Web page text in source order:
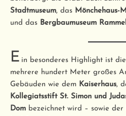
Stadtmuseum, das Mönchehaus-
und das Bergbaumuseum
E in besonderes Highlight ist die
mehrere hundert Meter großes
Gebäuden wie dem Kaiserhaus,
Kollegiatsstift St. Simon und
Dom bezeichnet wird – sowie der